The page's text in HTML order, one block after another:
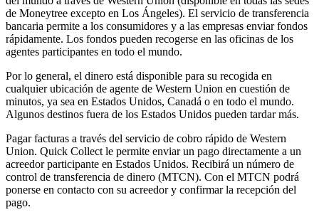
de Moneytree excepto en Los Ángeles). El servicio de transferencia
bancaria permite a los consumidores y a las empresas enviar fondos
rápidamente. Los fondos pueden recogerse en las oficinas de los
agentes participantes en todo el mundo.
Por lo general, el dinero está disponible para su recogida en
cualquier ubicación de agente de Western Union en cuestión de
minutos, ya sea en Estados Unidos, Canadá o en todo el mundo.
Algunos destinos fuera de los Estados Unidos pueden tardar más.
Pagar facturas a través del servicio de cobro rápido de Western
Union. Quick Collect le permite enviar un pago directamente a un
acreedor participante en Estados Unidos. Recibirá un número de
control de transferencia de dinero (MTCN). Con el MTCN podrá
ponerse en contacto con su acreedor y confirmar la recepción del
pago.